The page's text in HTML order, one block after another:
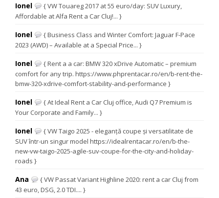
Ionel
{ VW Touareg 2017 at 55 euro/day: SUV Luxury,
Affordable at Alfa Rent a Car Cluj!... }
Ionel
{ Business Class and Winter Comfort: Jaguar F-Pace
2023 (AWD) – Available at a Special Price... }
Ionel
{ Rent a a car: BMW 320 xDrive Automatic – premium
comfort for any trip. https://www.phprentacar.ro/en/b-rent-the-
bmw-320-xdrive-comfort-stability-and-performance }
Ionel
{ At Ideal Rent a Car Cluj office, Audi Q7 Premium is
Your Corporate and Family... }
Ionel
{ VW Taigo 2025 - eleganță coupe și versatilitate de
SUV într-un singur model https://idealrentacar.ro/en/b-the-
new-vw-taigo-2025-agile-suv-coupe-for-the-city-and-holiday-
roads }
Ana
{ VW Passat Variant Highline 2020: rent a car Cluj from
43 euro, DSG, 2.0 TDI.... }